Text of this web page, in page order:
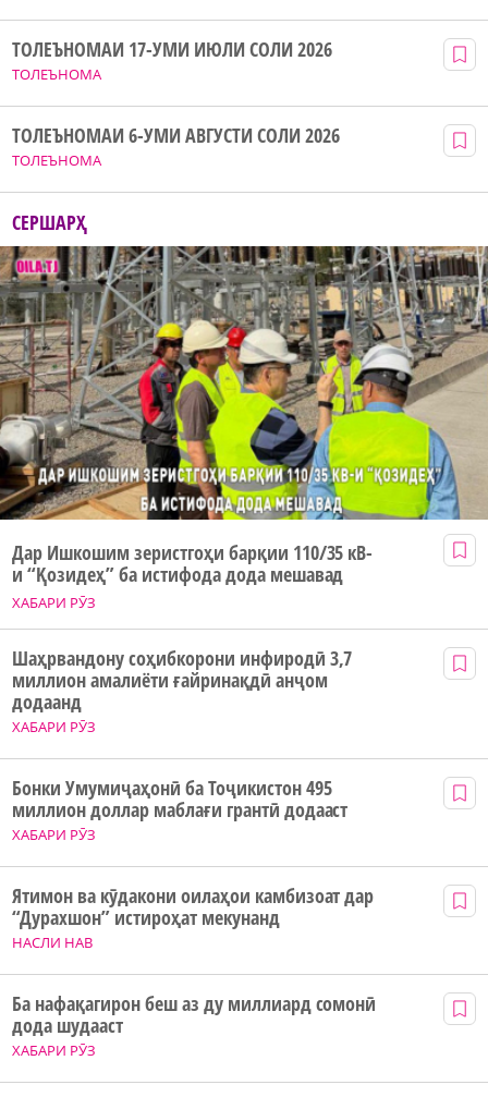
ТОЛЕЪНОМА
ТОЛЕЪНОМАИ 17-УМИ ИЮЛИ СОЛИ 2026
ТОЛЕЪНОМА
ТОЛЕЪНОМАИ 6-УМИ АВГУСТИ СОЛИ 2026
СЕРШАРҲ
ХАБАРИ РӮЗ
Дар Ишкошим зеристгоҳи барқии 110/35 кВ-
и “Қозидеҳ” ба истифода дода мешавад
ХАБАРИ РӮЗ
Шаҳрвандону соҳибкорони инфиродӣ 3,7
миллион амалиёти ғайринақдӣ анҷом
додаанд
ХАБАРИ РӮЗ
Бонки Умумиҷаҳонӣ ба Тоҷикистон 495
миллион доллар маблағи грантӣ додааст
НАСЛИ НАВ
Ятимон ва кӯдакони оилаҳои камбизоат дар
“Дурахшон” истироҳат мекунанд
ХАБАРИ РӮЗ
Ба нафақагирон беш аз ду миллиард сомонӣ
дода шудааст